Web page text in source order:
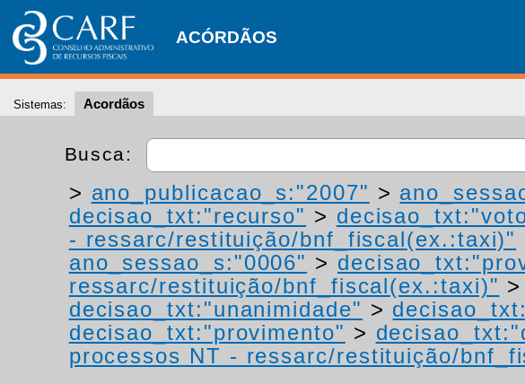
ACÓRDÃOS
Sistemas: Acordãos
Busca:
> ano_publicacao_s:"2007" >
decisao_txt:"recurso" >
- ressarc/restituição/bnf_fiscal(ex.:taxi)"
ano_sessao_s:"0006" >
ressarc/restituição/bnf_fiscal(ex.:taxi)" >
decisao_txt:"unanimidade" >
decisao_txt:"provimento" >
processos NT - ressarc/restituição/